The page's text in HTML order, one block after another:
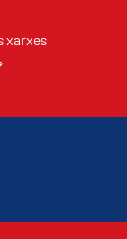
xarxes